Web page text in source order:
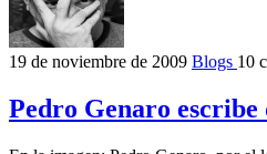
19 de noviembre de 2009 Blogs 10
Pedro Genaro escribe